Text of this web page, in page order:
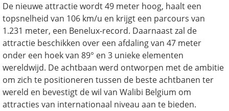
De nieuwe attractie wordt 49 meter hoog, haalt een
topsnelheid van 106 km/u en krijgt een parcours van
1.231 meter, een Benelux-record. Daarnaast zal de
attractie beschikken over een afdaling van 47 meter
onder een hoek van 89° en 3 unieke elementen
wereldwijd. De achtbaan werd ontworpen met de ambitie
om zich te positioneren tussen de beste achtbanen ter
wereld en bevestigt de wil van Walibi Belgium om
attracties van internationaal niveau aan te bieden.